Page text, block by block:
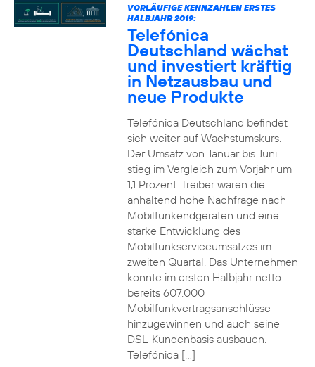
VORLÄUFIGE KENNZAHLEN ERSTES
HALBJAHR 2019:
Telefónica
Deutschland wächst
und investiert kräftig
in Netzausbau und
neue Produkte
Telefónica Deutschland befindet
sich weiter auf Wachstumskurs.
Der Umsatz von Januar bis Juni
stieg im Vergleich zum Vorjahr um
1,1 Prozent. Treiber waren die
anhaltend hohe Nachfrage nach
Mobilfunkendgeräten und eine
starke Entwicklung des
Mobilfunkserviceumsatzes im
zweiten Quartal. Das Unternehmen
konnte im ersten Halbjahr netto
bereits 607.000
Mobilfunkvertragsanschlüsse
hinzugewinnen und auch seine
DSL-Kundenbasis ausbauen.
Telefónica […]